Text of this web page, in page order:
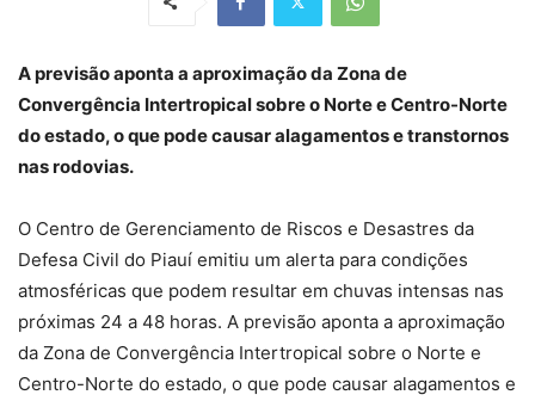
A previsão aponta a aproximação da Zona de
Convergência Intertropical sobre o Norte e Centro-Norte
do estado, o que pode causar alagamentos e transtornos
nas rodovias.
O Centro de Gerenciamento de Riscos e Desastres da
Defesa Civil do Piauí emitiu um alerta para condições
atmosféricas que podem resultar em chuvas intensas nas
próximas 24 a 48 horas. A previsão aponta a aproximação
da Zona de Convergência Intertropical sobre o Norte e
Centro-Norte do estado, o que pode causar alagamentos e